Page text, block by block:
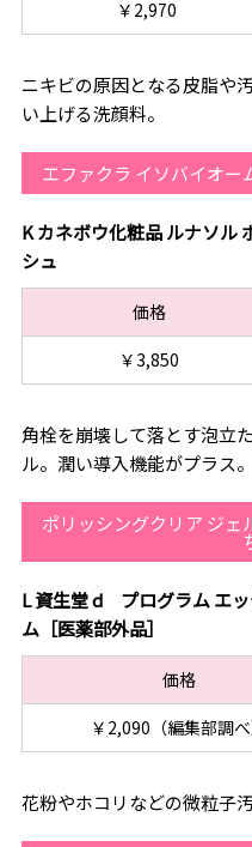
￥2,970
ニキビの原因となる皮脂や
い上げる洗顔料。
エファクラ イソバイオー
K カネボウ化粧品 ルナソル
シュ
価格
￥3,850
角栓を崩壊して落とす泡立
ル。潤い導入機能がプラス。
ポリッシングクリア ジェ
L 資生堂 d プログラム エ
ム［医薬部外品］
価格
￥2,090（編集部調べ
花粉やホコリなどの微粒子